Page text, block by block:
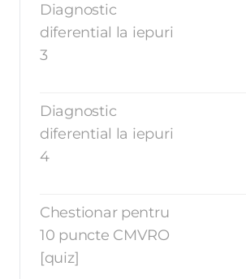
Diagnostic
diferential la iepuri
3
Diagnostic
diferential la iepuri
4
Chestionar pentru
10 puncte CMVRO
[quiz]